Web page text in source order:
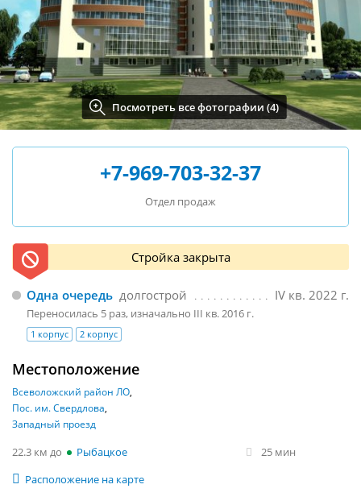
Посмотреть все фотографии (4)
+7-969-703-32-37
Отдел продаж
Стройка закрыта
IV кв. 2022 г.
Одна очередь долгострой
Переносилась 5 раз, изначально III кв. 2016 г.
1 корпус 2 корпус
Местоположение
Всеволожский район ЛО
Пос. им. Свердлова
Западный проезд
22.3 км Рыбацкое
25 мин
Расположение на карте